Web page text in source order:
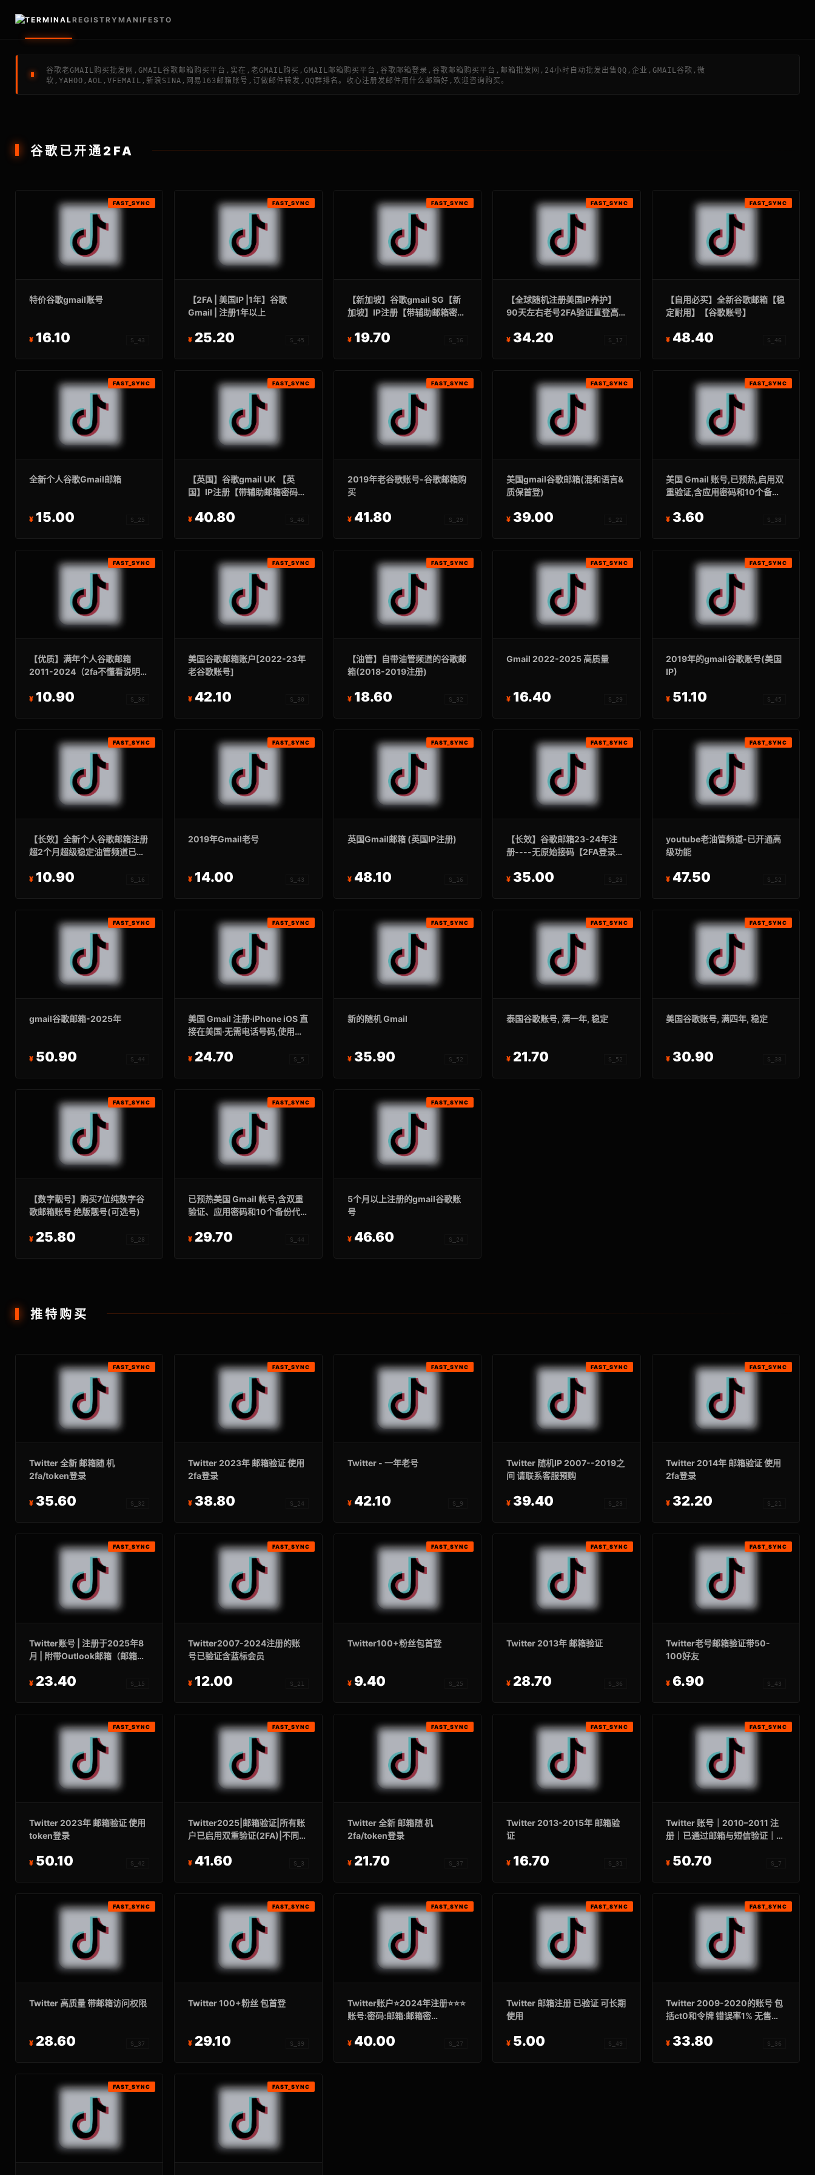
TERMINALREGISTRY MANIFESTO
谷歌老GMAIL购买批发网,GMAIL谷歌邮箱购买平台,实在,老GMAIL购买,GMAIL邮箱购买平台,谷歌邮箱登录,谷歌邮箱购买平台,邮箱批发网,24小时自动批发出售QQ,企业,GMAIL谷歌,微
软,YAHOO,AOL,VFEMAIL,新浪SINA,网易163邮箱账号,订做邮件转发,QQ群排名。收心注册发邮件用什么邮箱好,欢迎咨询购买。
谷歌已开通2FA
FAST_SYNC
特价谷歌gmail账号
16.10 S_43
FAST_SYNC
【2FA | 美国IP |1年】谷歌
Gmail | 注册1年以上
25.20 S_45
FAST_SYNC
【新加坡】谷歌gmail SG【新
加坡】IP注册【带辅助邮箱密
19.70 S_16
FAST_SYNC
【全球随机注册美国IP养护】
90天左右老号2FA验证直登高
34.20 S_17
FAST_SYNC
【自用必买】全新谷歌邮箱【稳
定耐用】【谷歌账号】
48.40 S_46
FAST_SYNC
全新个人谷歌Gmail邮箱
15.00 S_25
FAST_SYNC
【英国】谷歌gmail UK 【英
国】IP注册【带辅助邮箱密码】
40.80 S_46
FAST_SYNC
2019年老谷歌账号-谷歌邮箱购
买
41.80 S_29
FAST_SYNC
美国gmail谷歌邮箱(混和语言&
质保首登)
39.00 S_22
FAST_SYNC
美国 Gmail 账号,已预热,启用双
重验证,含应用密码和10个备用
3.60 S_38
FAST_SYNC
【优质】满年个人谷歌邮箱
2011-2024（2fa不懂看说明，
10.90 S_36
FAST_SYNC
美国谷歌邮箱账户[2022-23年
老谷歌账号]
42.10 S_30
FAST_SYNC
【油管】自带油管频道的谷歌邮
箱(2018-2019注册)
18.60 S_32
FAST_SYNC
Gmail 2022-2025 高质量
16.40 S_29
FAST_SYNC
2019年的gmail谷歌账号(美国
IP)
51.10 S_45
FAST_SYNC
【长效】全新个人谷歌邮箱注册
超2个月超级稳定油管频道已关
10.90 S_16
FAST_SYNC
2019年Gmail老号
14.00 S_43
FAST_SYNC
英国Gmail邮箱 (英国IP注册)
48.10 S_16
FAST_SYNC
【长效】谷歌邮箱23-24年注
册----无原始接码【2FA登录方
35.00 S_23
FAST_SYNC
youtube老油管频道-已开通高
级功能
47.50 S_52
FAST_SYNC
gmail谷歌邮箱-2025年
50.90 S_44
FAST_SYNC
美国 Gmail 注册·iPhone iOS 直
接在美国·无需电话号码,使用期
24.70 S_5
FAST_SYNC
新的随机 Gmail
35.90 S_52
FAST_SYNC
泰国谷歌账号, 满一年, 稳定
21.70 S_52
FAST_SYNC
美国谷歌账号, 满四年, 稳定
30.90 S_38
FAST_SYNC
【数字靓号】购买7位纯数字谷
歌邮箱账号 绝版靓号(可选号)
25.80 S_28
FAST_SYNC
已预热美国 Gmail 帐号,含双重
验证、应用密码和10个备份代
29.70 S_44
FAST_SYNC
5个月以上注册的gmail谷歌账
号
46.60 S_24
推特购买
FAST_SYNC
Twitter 全新 邮箱随 机
2fa/token登录
35.60 S_32
FAST_SYNC
Twitter 2023年 邮箱验证 使用
2fa登录
38.80 S_24
FAST_SYNC
Twitter - 一年老号
42.10 S_9
FAST_SYNC
Twitter 随机IP 2007--2019之
间 请联系客服预购
39.40 S_23
FAST_SYNC
Twitter 2014年 邮箱验证 使用
2fa登录
32.20 S_21
FAST_SYNC
Twitter账号 | 注册于2025年8
月 | 附带Outlook邮箱（邮箱密
23.40 S_15
FAST_SYNC
Twitter2007-2024注册的账
号已验证含蓝标会员
12.00 S_21
FAST_SYNC
Twitter100+粉丝包首登
9.40 S_25
FAST_SYNC
Twitter 2013年 邮箱验证
28.70 S_36
FAST_SYNC
Twitter老号邮箱验证带50-
100好友
6.90 S_43
FAST_SYNC
Twitter 2023年 邮箱验证 使用
token登录
50.10 S_42
FAST_SYNC
Twitter2025|邮箱验证|所有账
户已启用双重验证(2FA)|不同国
41.60 S_3
FAST_SYNC
Twitter 全新 邮箱随 机
2fa/token登录
21.70 S_37
FAST_SYNC
Twitter 2013-2015年 邮箱验
证
16.70 S_31
FAST_SYNC
Twitter 账号｜2010–2011 注
册｜已通过邮箱与短信验证｜包
ct0（认证令牌）
50.70 S_7
FAST_SYNC
Twitter 高质量 带邮箱访问权限
28.60 S_37
FAST_SYNC
Twitter 100+粉丝 包首登
29.10 S_39
FAST_SYNC
Twitter账户⭐2024年注册⭐⭐⭐
账号:密码:邮箱:邮箱密
40.00 S_27
FAST_SYNC
Twitter 邮箱注册 已验证 可长期
使用
5.00 S_49
FAST_SYNC
Twitter 2009-2020的账号 包
括ct0和令牌 错误率1% 无售后
33.80 S_36
FAST_SYNC FAST_SYNC